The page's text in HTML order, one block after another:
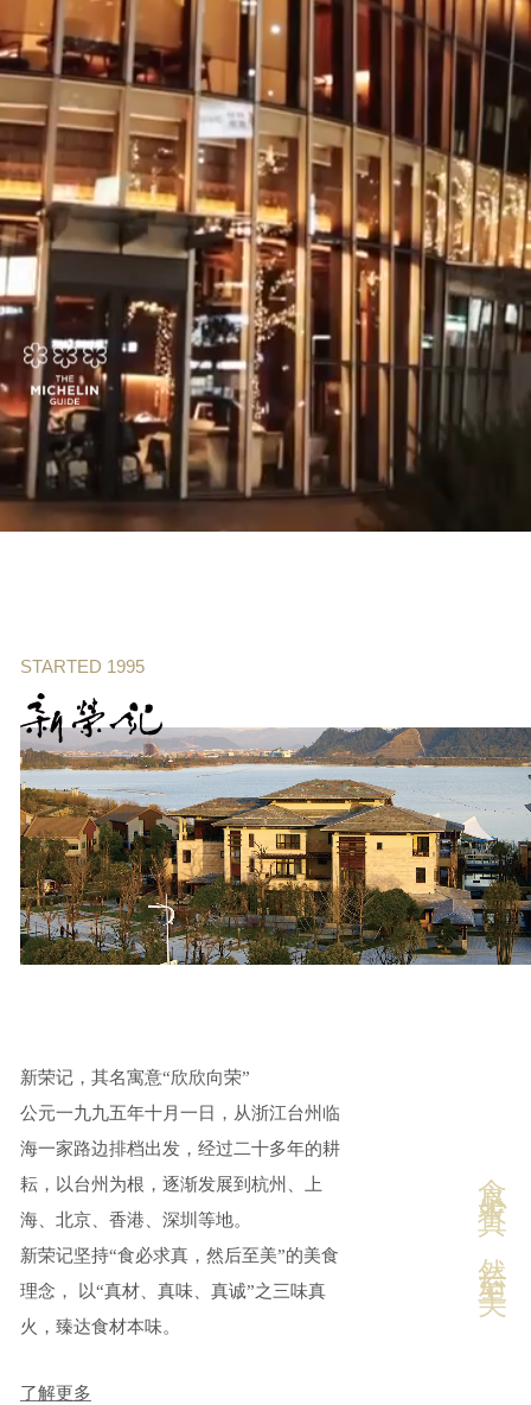
STARTED 1995
新荣记，其名寓意“欣欣向荣”
公元一九九五年十月一日，从浙江台州临
海一家路边排档出发，经过二十多年的耕
耘，以台州为根，逐渐发展到杭州、上
海、北京、香港、深圳等地。
新荣记坚持“食必求真，然后至美”的美食
理念， 以“真材、真味、真诚”之三味真
火，臻达食材本味。
了解更多
食必求真·然后至美